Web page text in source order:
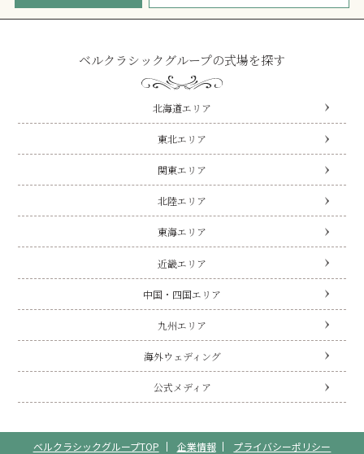
ベルクラシックグループの式場を探す
北海道エリア
東北エリア
関東エリア
北陸エリア
東海エリア
近畿エリア
中国・四国エリア
九州エリア
海外ウェディング
公式メディア
ベルクラシックグループTOP 企業情報 プライバシーポリシー